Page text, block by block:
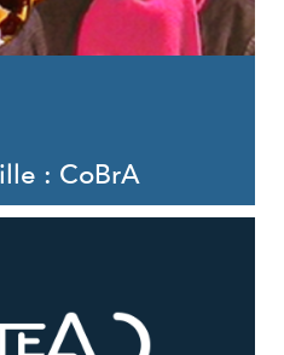
: CoBrA